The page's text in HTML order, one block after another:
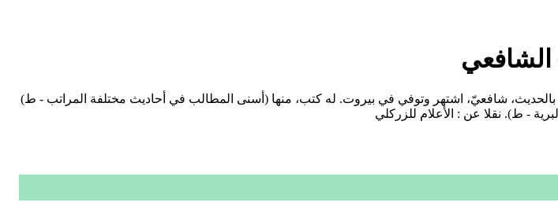
الرحمن الحوت: عارف بالحديث، شافعيّ، اشتهر وتوفي في بيروت. له كتب، منها (أسنى المطالب في أحاديث مختلفة المراتب - ط)
- ط). نقلا عن : الأعلام للزركلي